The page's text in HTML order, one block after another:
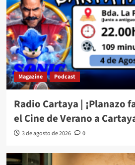
Magazine Podcast
Radio Cartaya | ¡Planazo
el Cine de Verano a
3 de agosto de 2026 0